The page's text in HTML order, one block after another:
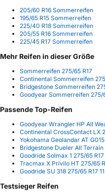
205/60 R16 Sommerreifen
195/65 R15 Sommerreifen
225/40 R18 Sommerreifen
205/55 R16 Sommerreifen
225/45 R17 Sommerreifen
Mehr Reifen in dieser Größe
Sommerreifen 275/65 R17
Continental Sommerreifen
Bridgestone Sommerreifen
Goodyear Sommerreifen 275/
Passende Top-Reifen
Goodyear Wrangler HP All
Continental CrossContact LX
Yokohama Geolandar AT
Bridgestone Dueler All
Goodride Solmax 1 275/65
Tracmax X Privilo HT 275/65
Goodride SU 318 275/65 R17
Testsieger Reifen